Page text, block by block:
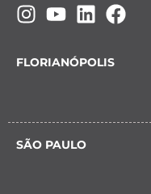
FLORIANÓPOLIS
SÃO PAULO